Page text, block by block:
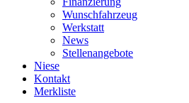
Wunschfahrzeug
Werkstatt
News
Stellenangebote
Niese
Kontakt
Merkliste